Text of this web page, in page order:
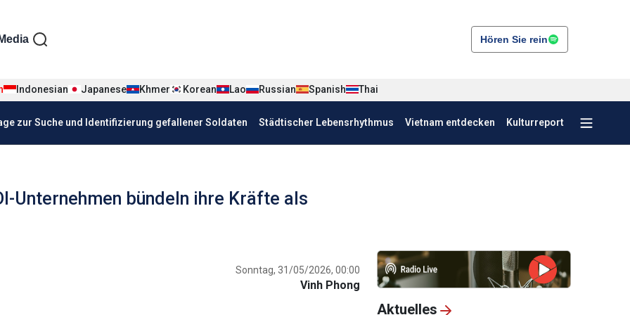
tiếng Đức
Media Hören Sie rein
Indonesian Japanese Khmer Korean Lao Russian Spanish Thai
zur Suche und Identifizierung gefallener Soldaten Städtischer Lebensrhythmus Vietnam entdecken Kulturreport
Unternehmen bündeln ihre Kräfte als
Sonntag, 31/05/2026, 00:00
Vinh Phong
Aktuelles